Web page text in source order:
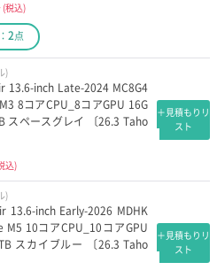
(税込)
2点
)
13.6-inch Late-2024 MC8G4
8コアCPU_8コアGPU 16G
スペースグレイ 〔26.3 Taho
込)
＋見積もりリ
スト
)
13.6-inch Early-2026 MDHK
M5 10コアCPU_10コアGPU
スカイブルー 〔26.3 Taho
＋見積もりリ
スト